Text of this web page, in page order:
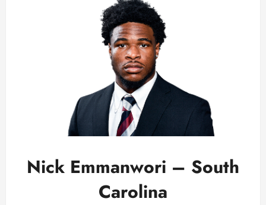
Nick Emmanwori – South
Carolina